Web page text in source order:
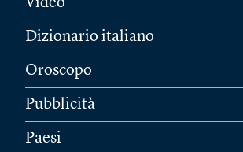
Dizionario italiano
Oroscopo
Pubblicità
Paesi